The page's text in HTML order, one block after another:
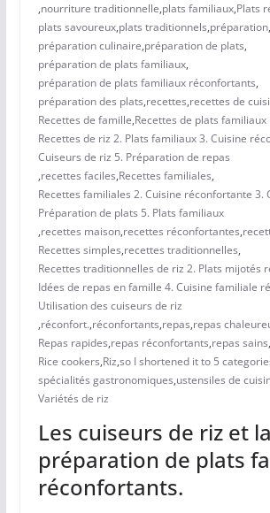
,nourriture traditionnelle,plats familiaux,Plats
plats savoureux,plats traditionnels,préparation,
préparation culinaire,préparation de plats,
préparation de plats familiaux,
préparation de plats familiaux réconfortants,
préparation des plats,recettes,recettes de
Recettes de famille,Recettes de plats
Recettes de riz 2. Plats familiaux 3. Cuisine
Cuiseurs de riz 5. Préparation de repas
,recettes faciles,Recettes familiales,
Recettes familiales 2. Cuisine réconfortante 3.
Préparation de plats 5. Plats familiaux
,recettes maison,recettes réconfortantes,
Recettes simples,recettes traditionnelles,
Recettes traditionnelles de riz 2. Plats mijotés
Idées de repas en famille 4. Cuisine familiale
Utilisation des cuiseurs de riz
,réconfort.,réconfortants,repas,repas
Repas rapides,repas réconfortants,repas sains,
Rice cookers,Riz,so I shortened it to 5
spécialités gastronomiques,ustensiles de
Variétés de riz
Les cuiseurs de riz et la
préparation de plats
réconfortants.